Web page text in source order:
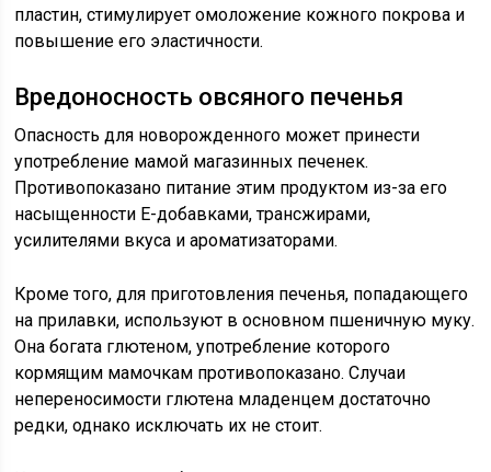
пластин, стимулирует омоложение кожного покрова и
повышение его эластичности.
Вредоносность овсяного печенья
Опасность для новорожденного может принести
употребление мамой магазинных печенек.
Противопоказано питание этим продуктом из-за его
насыщенности E-добавками, трансжирами,
усилителями вкуса и ароматизаторами.
Кроме того, для приготовления печенья, попадающего
на прилавки, используют в основном пшеничную муку.
Она богата глютеном, употребление которого
кормящим мамочкам противопоказано. Случаи
непереносимости глютена младенцем достаточно
редки, однако исключать их не стоит.